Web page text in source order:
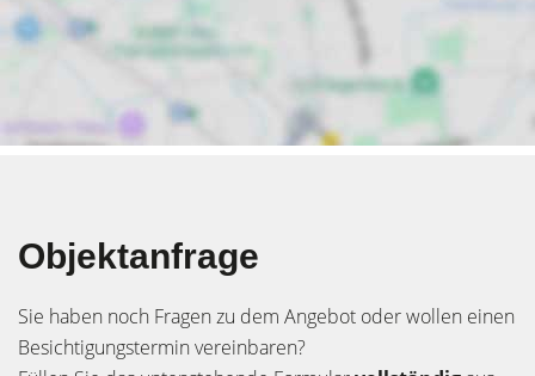
Objektanfrage
Sie haben noch Fragen zu dem Angebot oder wollen einen
Besichtigungstermin vereinbaren?